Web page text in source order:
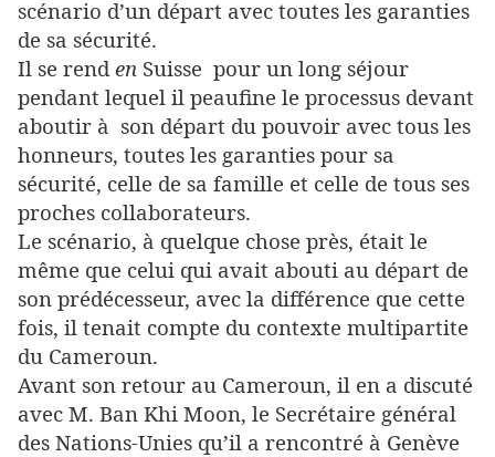
scénario d’un départ avec toutes les garanties
de sa sécurité.
Il se renden Suisse pour un long séjour
pendant lequel il peaufine le processus devant
aboutir à son départ du pouvoir avec tous les
honneurs, toutes les garanties pour sa
sécurité, celle de sa famille et celle de tous ses
proches collaborateurs.
Le scénario, à quelque chose près, était le
même que celui qui avait abouti au départ de
son prédécesseur, avec la différence que cette
fois, il tenait compte du contexte multipartite
du Cameroun.
Avant son retour au Cameroun, il en a discuté
avec M. Ban Khi Moon, le Secrétaire général
des Nations-Unies qu’il a rencontré à Genève